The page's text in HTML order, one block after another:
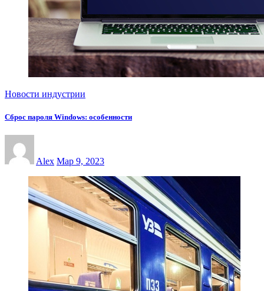
Новости индустрии
Сброс пароля Windows: особенности
Alex Мар 9, 2023